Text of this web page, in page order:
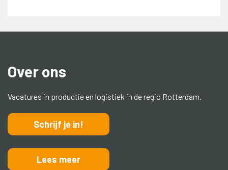
Over ons
Vacatures in productie en logistiek in de regio Rotterdam.
Schrijf je in!
Lees meer